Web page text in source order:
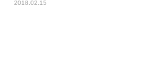
2018.02.15